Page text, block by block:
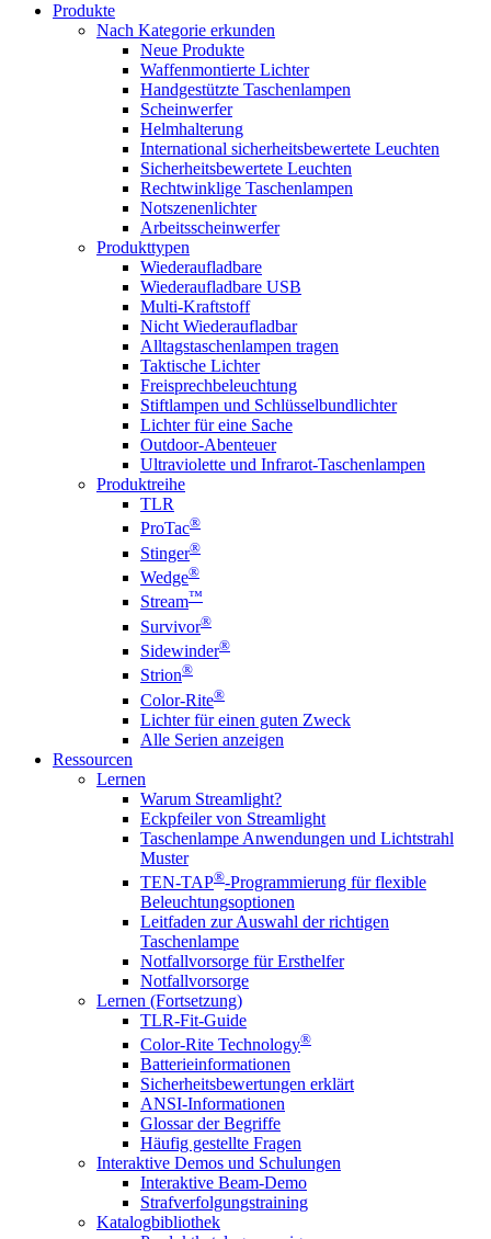
Produkte
Nach Kategorie erkunden
Neue Produkte
Waffenmontierte Lichter
Handgestützte Taschenlampen
Scheinwerfer
Helmhalterung
International sicherheitsbewertete Leuchten
Sicherheitsbewertete Leuchten
Rechtwinklige Taschenlampen
Notszenenlichter
Arbeitsscheinwerfer
Produkttypen
Wiederaufladbare
Wiederaufladbare USB
Multi-Kraftstoff
Nicht Wiederaufladbar
Alltagstaschenlampen tragen
Taktische Lichter
Freisprechbeleuchtung
Stiftlampen und Schlüsselbundlichter
Lichter für eine Sache
Outdoor-Abenteuer
Ultraviolette und Infrarot-Taschenlampen
Produktreihe
TLR
ProTac®
Stinger®
Wedge®
Stream™
Survivor®
Sidewinder®
Strion®
Color-Rite®
Lichter für einen guten Zweck
Alle Serien anzeigen
Ressourcen
Lernen
Warum Streamlight?
Eckpfeiler von Streamlight
Taschenlampe Anwendungen und Lichtstrahl
Muster
TEN-TAP®-Programmierung für flexible
Beleuchtungsoptionen
Leitfaden zur Auswahl der richtigen
Taschenlampe
Notfallvorsorge für Ersthelfer
Notfallvorsorge
Lernen (Fortsetzung)
TLR-Fit-Guide
Color-Rite Technology®
Batterieinformationen
Sicherheitsbewertungen erklärt
ANSI-Informationen
Glossar der Begriffe
Häufig gestellte Fragen
Interaktive Demos und Schulungen
Interaktive Beam-Demo
Strafverfolgungstraining
Katalogbibliothek